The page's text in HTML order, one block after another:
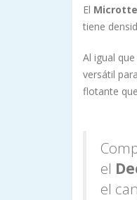
El
tiene
Al igual
versátil
flotante
el
el